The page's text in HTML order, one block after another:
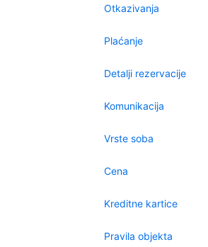
Otkazivanja
Plaćanje
Detalji rezervacije
Komunikacija
Vrste soba
Cena
Kreditne kartice
Pravila objekta